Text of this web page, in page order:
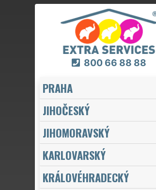
800 66 88 88
PRAHA
JIHOČESKÝ
JIHOMORAVSKÝ
KARLOVARSKÝ
KRÁLOVÉHRADECKÝ